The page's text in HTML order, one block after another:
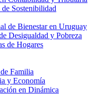
Sostenibilidad
de Bienestar en Uruguay
Desigualdad y Pobreza
de Hogares
Familia
y Economía
en Dinámica